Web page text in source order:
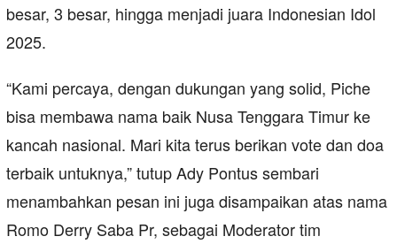
besar, 3 besar, hingga menjadi juara Indonesian Idol
2025.
“Kami percaya, dengan dukungan yang solid, Piche
bisa membawa nama baik Nusa Tenggara Timur ke
kancah nasional. Mari kita terus berikan vote dan doa
terbaik untuknya,” tutup Ady Pontus sembari
menambahkan pesan ini juga disampaikan atas nama
Romo Derry Saba Pr, sebagai Moderator tim